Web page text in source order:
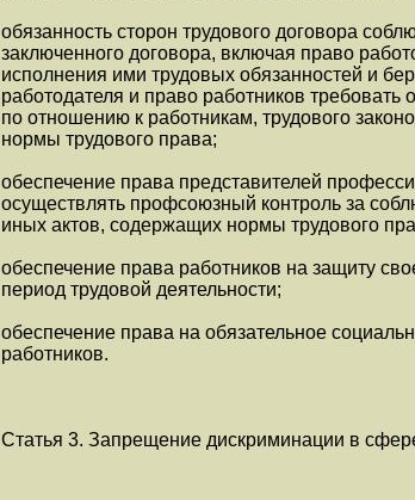
обязанность сторон трудового договора
заключенного договора, включая право
исполнения ими трудовых обязанностей и
работодателя и право работников требовать
по отношению к работникам, трудового
нормы трудового права;
обеспечение права представителей
осуществлять профсоюзный контроль за
иных актов, содержащих нормы трудового
обеспечение права работников на защиту
период трудовой деятельности;
обеспечение права на обязательное
работников.
Статья 3. Запрещение дискриминации в